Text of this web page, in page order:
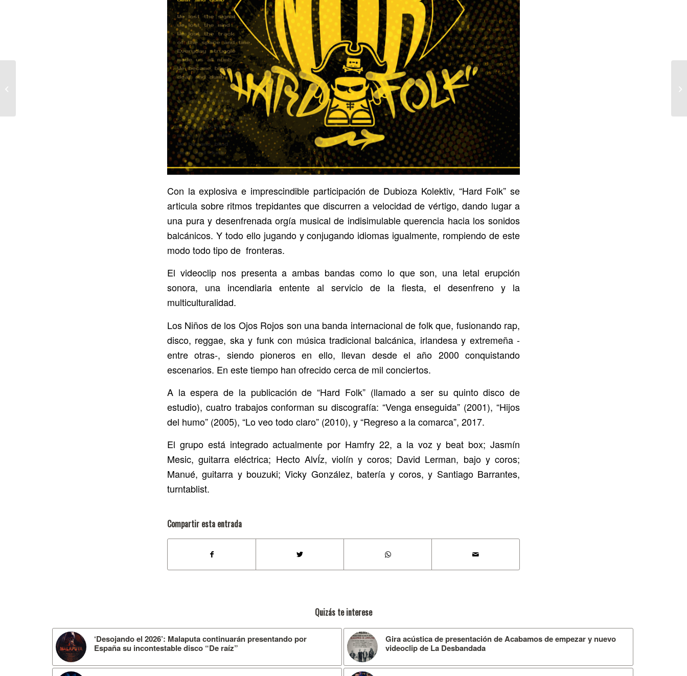
Con la explosiva e imprescindible participación de Dubioza Kolektiv, “Hard Folk” se
articula sobre ritmos trepidantes que discurren a velocidad de vértigo, dando lugar a
una pura y desenfrenada orgía musical de indisimulable querencia hacia los sonidos
balcánicos. Y todo ello jugando y conjugando idiomas igualmente, rompiendo de este
modo todo tipo de fronteras.
El videoclip nos presenta a ambas bandas como lo que son, una letal erupción
sonora, una incendiaria entente al servicio de la fiesta, el desenfreno y la
multiculturalidad.
Los Niños de los Ojos Rojos son una banda internacional de folk que, fusionando rap,
disco, reggae, ska y funk con música tradicional balcánica, irlandesa y extremeña -
entre otras-, siendo pioneros en ello, llevan desde el año 2000 conquistando
escenarios. En este tiempo han ofrecido cerca de mil conciertos.
A la espera de la publicación de “Hard Folk” (llamado a ser su quinto disco de
estudio), cuatro trabajos conforman su discografía: “Venga enseguida” (2001), “Hijos
del humo” (2005), “Lo veo todo claro” (2010), y “Regreso a la comarca”, 2017.
El grupo está integrado actualmente por Hamfry 22, a la voz y beat box; Jasmín
Mesic, guitarra eléctrica; Hecto AlvÍz, violín y coros; David Lerman, bajo y coros;
Manué, guitarra y bouzuki; Vicky González, batería y coros, y Santiago Barrantes,
turntablist.
Compartir esta entrada
Quizás te interese
‘Desojando el 2026’: Malaputa continuarán presentando por
España su incontestable disco “De raíz”
Gira acústica de presentación de Acabamos de empezar y nuevo
videoclip de La Desbandada